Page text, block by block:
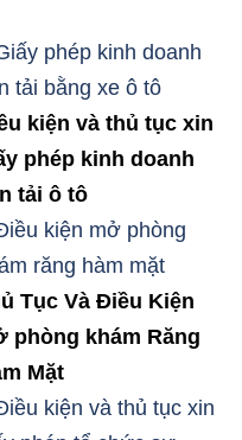
kiện và thủ tục xin
phép kinh doanh
tải ô tô
Tục Và Điều Kiện
phòng khám Răng
Mặt